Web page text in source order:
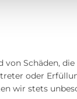
von Schäden,
oder
wir stets